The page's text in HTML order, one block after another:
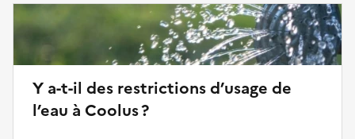
Y a-t-il des restrictions d’usage de
l’eau à Coolus ?